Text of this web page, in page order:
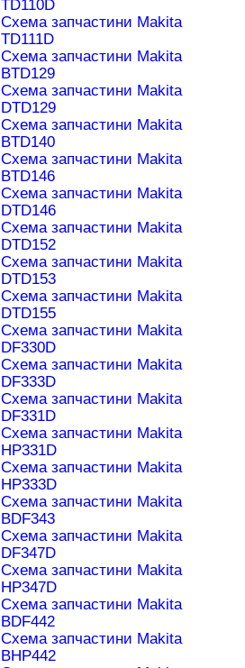
TD110D
Схема запчастини Makita
TD111D
Схема запчастини Makita
BTD129
Схема запчастини Makita
DTD129
Схема запчастини Makita
BTD140
Схема запчастини Makita
BTD146
Схема запчастини Makita
DTD146
Схема запчастини Makita
DTD152
Схема запчастини Makita
DTD153
Схема запчастини Makita
DTD155
Схема запчастини Makita
DF330D
Схема запчастини Makita
DF333D
Схема запчастини Makita
DF331D
Схема запчастини Makita
HP331D
Схема запчастини Makita
HP333D
Схема запчастини Makita
BDF343
Схема запчастини Makita
DF347D
Схема запчастини Makita
HP347D
Схема запчастини Makita
BDF442
Схема запчастини Makita
BHP442